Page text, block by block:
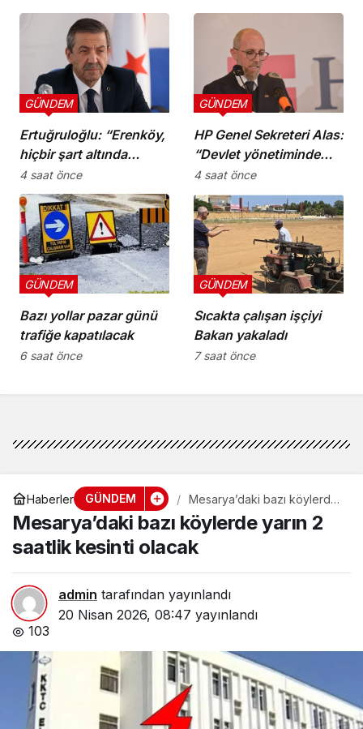
Ertuğruloğlu: “Erenköy,
hiçbir şart altında
esareti kabul
etmeyeceğimizin en
açık kanıtıdır”
GÜNDEM
4 saat önce
HP Genel Sekreteri Alas:
“Devlet yönetiminde
köklü bir zihniyet
değişimine ihtiyaç var”
GÜNDEM
4 saat önce
Bazı yollar pazar günü
trafiğe kapatılacak
GÜNDEM
6 saat önce
Sıcakta çalışan işçiyi
Bakan yakaladı
GÜNDEM
7 saat önce
Haberler GÜNDEM
Mesarya’daki bazı köylerde
yarın 2 saatlik kesinti olacak
Mesarya’daki bazı köylerde yarın 2
saatlik kesinti olacak
admin tarafından yayınlandı
20 Nisan 2026, 08:47 yayınlandı
103